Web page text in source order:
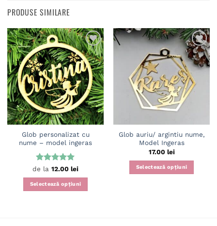
PRODUSE SIMILARE
Adaugă
în
wishlist
Glob personalizat cu
nume – model ingeras
Evaluat la
5din 5
de la 12.00 lei
Selectează opțiuni
Adaugă
în
wishlist
Glob auriu/ argintiu nume,
Model Ingeras
17.00 lei
Selectează opțiuni